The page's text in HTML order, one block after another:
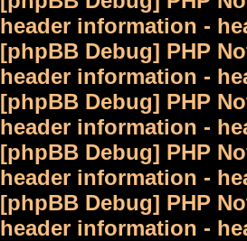
header information -
[phpBB Debug] PHP
header information -
[phpBB Debug] PHP
header information -
[phpBB Debug] PHP
header information -
[phpBB Debug] PHP
header information -